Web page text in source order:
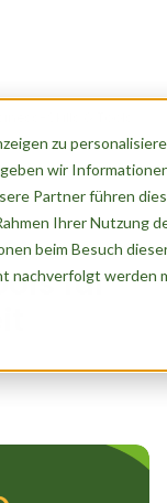
zu
wir
Partner führen
Ihrer Nutzung
beim Besuch
nachverfolgt werden
für